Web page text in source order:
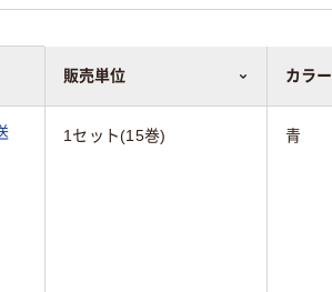
販売単位 カラー
1セット(15巻) 青